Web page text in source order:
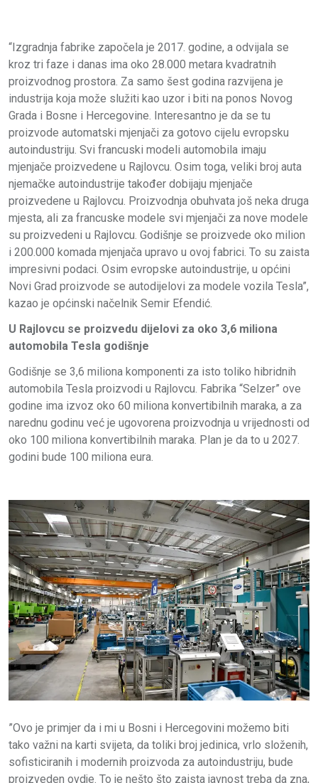
“Izgradnja fabrike započela je 2017. godine, a odvijala se
kroz tri faze i danas ima oko 28.000 metara kvadratnih
proizvodnog prostora. Za samo šest godina razvijena je
industrija koja može služiti kao uzor i biti na ponos Novog
Grada i Bosne i Hercegovine. Interesantno je da se tu
proizvode automatski mjenjači za gotovo cijelu evropsku
autoindustriju. Svi francuski modeli automobila imaju
mjenjače proizvedene u Rajlovcu. Osim toga, veliki broj auta
njemačke autoindustrije također dobijaju mjenjače
proizvedene u Rajlovcu. Proizvodnja obuhvata još neka druga
mjesta, ali za francuske modele svi mjenjači za nove modele
su proizvedeni u Rajlovcu. Godišnje se proizvede oko milion
i 200.000 komada mjenjača upravo u ovoj fabrici. To su zaista
impresivni podaci. Osim evropske autoindustrije, u općini
Novi Grad proizvode se autodijelovi za modele vozila Tesla”,
kazao je općinski načelnik Semir Efendić.
U Rajlovcu se proizvedu dijelovi za oko 3,6 miliona
automobila Tesla godišnje
Godišnje se 3,6 miliona komponenti za isto toliko hibridnih
automobila Tesla proizvodi u Rajlovcu. Fabrika “Selzer” ove
godine ima izvoz oko 60 miliona konvertibilnih maraka, a za
narednu godinu već je ugovorena proizvodnja u vrijednosti od
oko 100 miliona konvertibilnih maraka. Plan je da to u 2027.
godini bude 100 miliona eura.
”Ovo je primjer da i mi u Bosni i Hercegovini možemo biti
tako važni na karti svijeta, da toliki broj jedinica, vrlo složenih,
sofisticiranih i modernih proizvoda za autoindustriju, bude
proizveden ovdje. To je nešto što zaista javnost treba da zna,